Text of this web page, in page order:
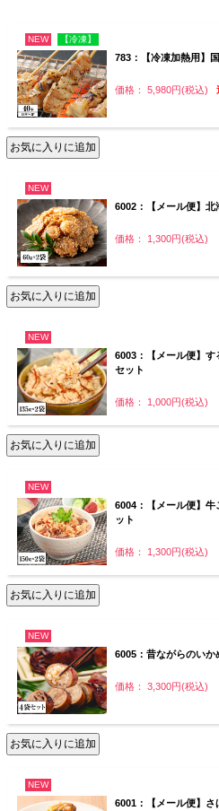
NEW 【冷凍】
783：【冷凍加熱用】
価格： 5,980円(税込)
NEW
6002：【メール便】北
価格： 1,300円(税込)
NEW
6003：【メール便】
セット
価格： 1,000円(税込)
NEW
6004：【メール便】
ット
価格： 1,300円(税込)
NEW
6005：昔ながらのいか
価格： 3,300円(税込)
NEW
6001：【メール便】さ